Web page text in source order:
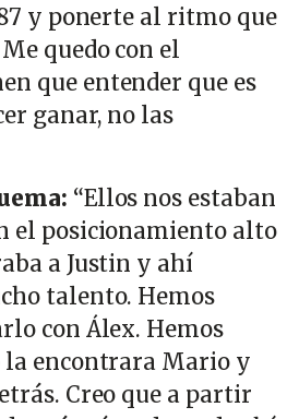
y ponerte al ritmo que
quedo con el
que entender que es
ganar, no las
“Ellos nos estaban
el posicionamiento alto
a Justin y ahí
talento. Hemos
con Álex. Hemos
la encontrara Mario y
Creo que a partir